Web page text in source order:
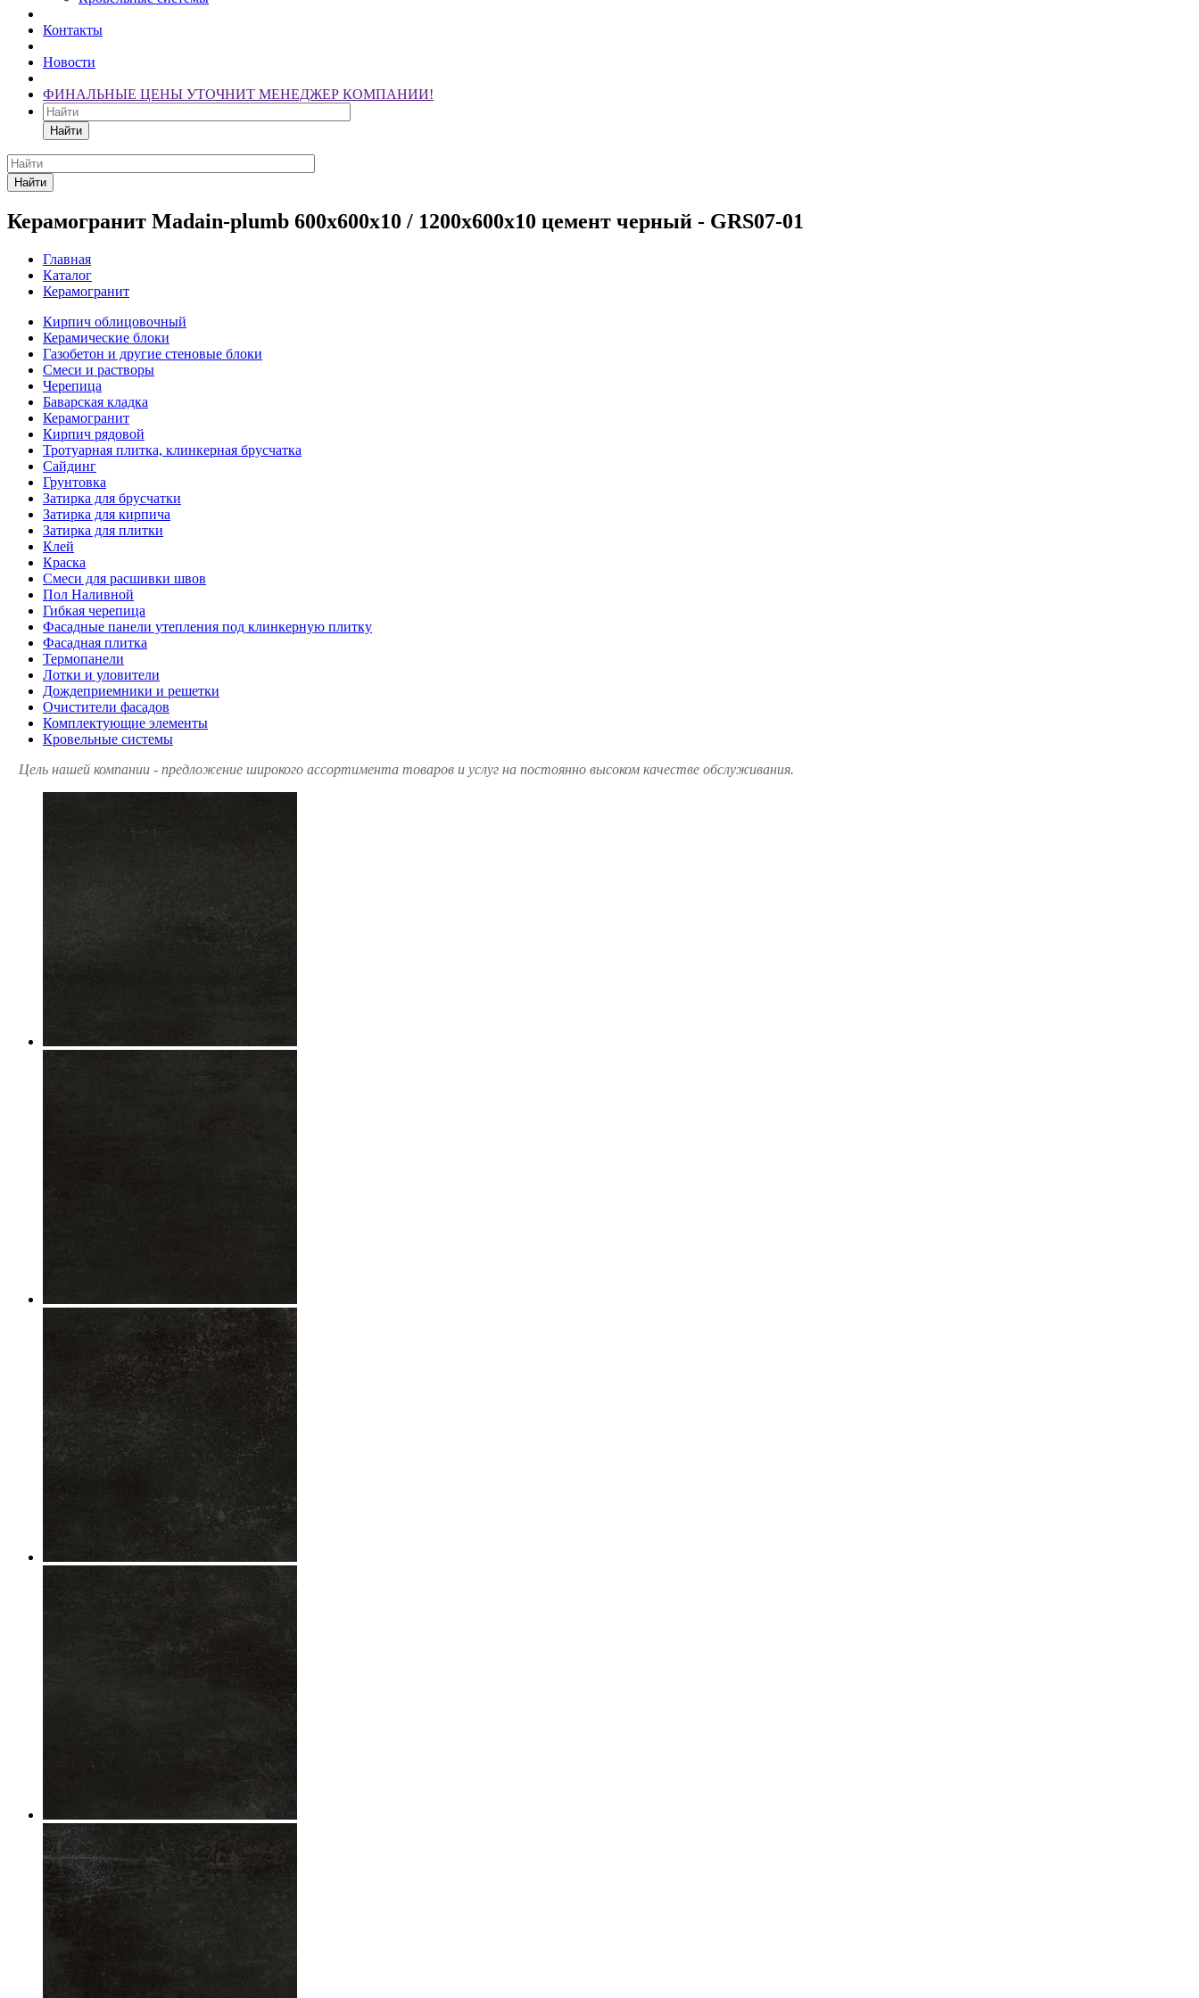
Контакты
Новости
ФИНАЛЬНЫЕ ЦЕНЫ УТОЧНИТ МЕНЕДЖЕР КОМПАНИИ!
Найти
Найти
Керамогранит Madain-plumb 600х600х10 / 1200х600х10 цемент черный - GRS07-01
Главная
Каталог
Керамогранит
Кирпич облицовочный
Керамические блоки
Газобетон и другие стеновые блоки
Смеси и растворы
Черепица
Баварская кладка
Керамогранит
Кирпич рядовой
Тротуарная плитка, клинкерная брусчатка
Сайдинг
Грунтовка
Затирка для брусчатки
Затирка для кирпича
Затирка для плитки
Клей
Краска
Смеси для расшивки швов
Пол Наливной
Гибкая черепица
Фасадные панели утепления под клинкерную плитку
Фасадная плитка
Термопанели
Лотки и уловители
Дождеприемники и решетки
Очистители фасадов
Комплектующие элементы
Кровельные системы
Цель нашей компании - предложение широкого ассортимента товаров и услуг на постоянно высоком качестве обслуживания.